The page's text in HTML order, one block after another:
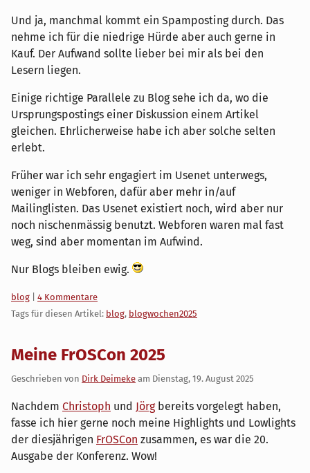
Und ja, manchmal kommt ein Spamposting durch. Das
nehme ich für die niedrige Hürde aber auch gerne in
Kauf. Der Aufwand sollte lieber bei mir als bei den
Lesern liegen.
Einige richtige Parallele zu Blog sehe ich da, wo die
Ursprungspostings einer Diskussion einem Artikel
gleichen. Ehrlicherweise habe ich aber solche selten
erlebt.
Früher war ich sehr engagiert im Usenet unterwegs,
weniger in Webforen, dafür aber mehr in/auf
Mailinglisten. Das Usenet existiert noch, wird aber nur
noch nischenmässig benutzt. Webforen waren mal fast
weg, sind aber momentan im Aufwind.
Nur Blogs bleiben ewig.
Kategorien:
blog
4 Kommentare
Tags für diesen Artikel: blog, blogwochen2025
Meine FrOSCon 2025
Geschrieben von Dirk Deimeke am Dienstag, 19. August 2025
Nachdem Christoph und Jörgbereits vorgelegt haben,
fasse ich hier gerne noch meine Highlights und Lowlights
der diesjährigen FrOSCon zusammen, es war die 20.
Ausgabe der Konferenz. Wow!